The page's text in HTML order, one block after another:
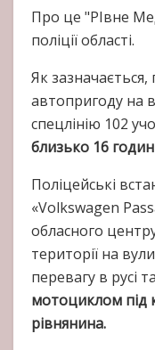
Про це "РІвне
поліції області.
Як
автопригоду на
спецлінію 102
близько 16
Поліцейські
«Volkswagen
обласного
території на
перевагу в русі
мотоциклом під
рівнянина.